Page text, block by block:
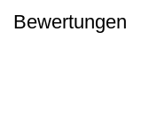
Bewertungen